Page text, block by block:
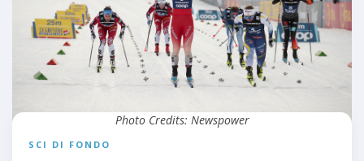
SCI DI FONDO
Photo Credits: Newspower